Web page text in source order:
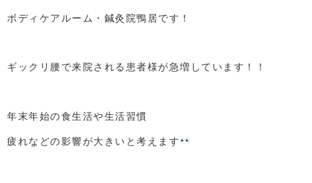
ボディケアルーム・鍼灸院鴨居です！
ギックリ腰で来院される患者様が急増しています！！
年末年始の食生活や生活習慣
疲れなどの影響が大きいと 考えます